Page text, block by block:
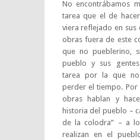
No encontrábamos
tarea que el de
viera reflejado en sus
obras fuera de este
que no pueblerino,
pueblo y sus
tarea por la que
perder el tiempo. Por
obras hablan y
historia del pueblo –
de la colodra” – a
realizan en el